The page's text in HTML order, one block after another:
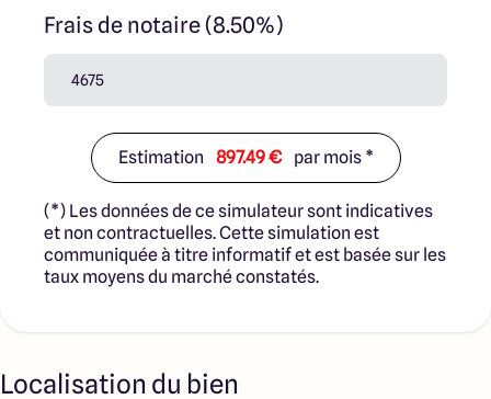
Frais de notaire (8.50%)
Estimation 897.49 € par mois *
(*) Les données de ce simulateur sont indicatives
et non contractuelles. Cette simulation est
communiquée à titre informatif et est basée sur les
taux moyens du marché constatés.
Localisation du bien